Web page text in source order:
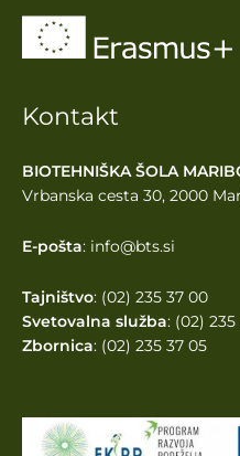
Kontakt
BIOTEHNIŠKA ŠOLA
Vrbanska cesta 30, 2000
E-pošta: info@bts.si
Tajništvo: (02) 235 37 00
Svetovalna služba: (02)
Zbornica: (02) 235 37 05